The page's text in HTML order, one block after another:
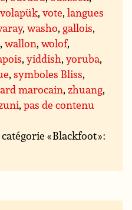
volapük,vote,langues
,washo, gallois,
,wallon,wolof,
,yiddish,yoruba,
,symboles Bliss,
marocain,zhuang,
,pas de contenu
« Blackfoot » :